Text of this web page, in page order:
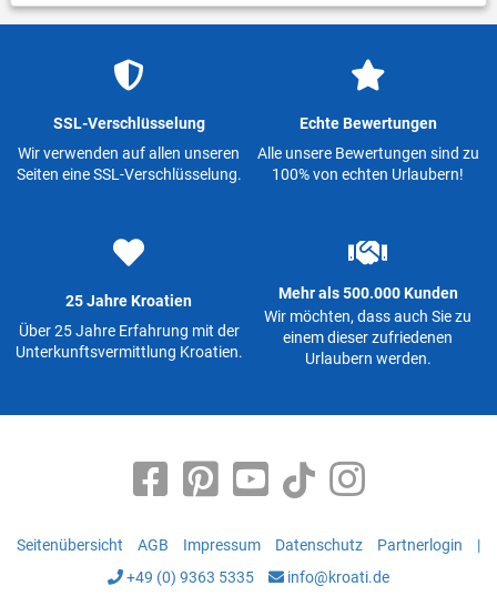
SSL-Verschlüsselung
Wir verwenden auf allen unseren
Seiten eine SSL-Verschlüsselung.
Echte Bewertungen
Alle unsere Bewertungen sind zu
100% von echten Urlaubern!
25 Jahre Kroatien
Über 25 Jahre Erfahrung mit der
Unterkunftsvermittlung Kroatien.
Mehr als 500.000 Kunden
Wir möchten, dass auch Sie zu
einem dieser zufriedenen
Urlaubern werden.
Seitenübersicht AGB Impressum Datenschutz Partnerlogin
|
+49 (0) 9363 5335
info@kroati.de